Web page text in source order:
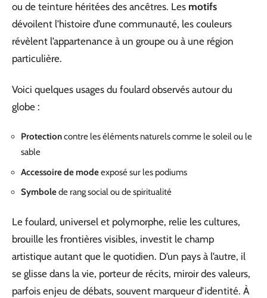
ou de teinture héritées des ancêtres. Les motifs
dévoilent l’histoire d’une communauté, les couleurs
révèlent l’appartenance à un groupe ou à une région
particulière.
Voici quelques usages du foulard observés autour du
globe :
Protectioncontre les éléments naturels comme le soleil ou le
sable
Accessoire de modeexposé sur les podiums
Symbolede rang social ou de spiritualité
Le foulard, universel et polymorphe, relie les cultures,
brouille les frontières visibles, investit le champ
artistique autant que le quotidien. D’un pays à l’autre, il
se glisse dans la vie, porteur de récits, miroir des valeurs,
parfois enjeu de débats, souvent marqueur d’identité. À